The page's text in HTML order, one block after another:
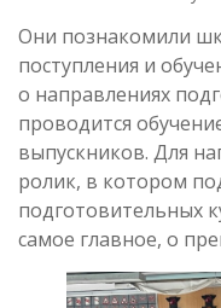
Они познакомили
поступления и
о направлениях
проводится
выпускников. Для
ролик, в котором
подготовительных
самое главное, о